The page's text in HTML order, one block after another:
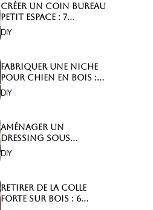
Créer un coin bureau
petit espace : 7
astuces malignes!
DIY
Fabriquer une niche
pour chien en bois :
Comment faire ?
DIY
Aménager un
dressing sous
combles : 6 astuces
indispensables !
DIY
Retirer de la colle
forte sur bois : 6